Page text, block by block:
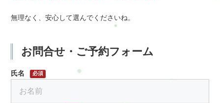
無理なく、安心して選んでくださいね。
お問合せ・ご予約フォーム
氏名 必須